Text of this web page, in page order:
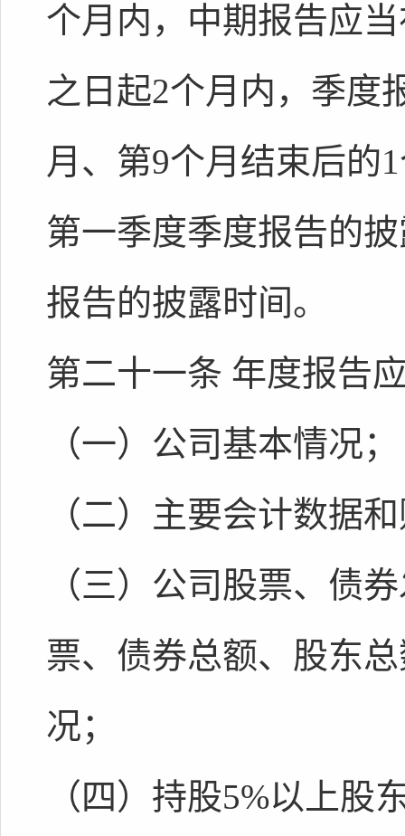
个月内，中期报告应
之日起2个月内，季度
月、第9个月结束后的
第一季度季度报告的
报告的披露时间。
第二十一条 年度报告
（一）公司基本情况；
（二）主要会计数据
（三）公司股票、债
票、债券总额、股东
况；
（四）持股5%以上股